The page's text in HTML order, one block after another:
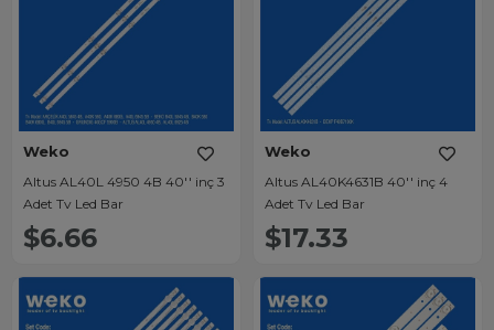
Weko
Altus AL40L 4950 4B 40'' inç 3
Adet Tv Led Bar
$6.66
Weko
Altus AL40K4631B 40'' inç 4
Adet Tv Led Bar
$17.33